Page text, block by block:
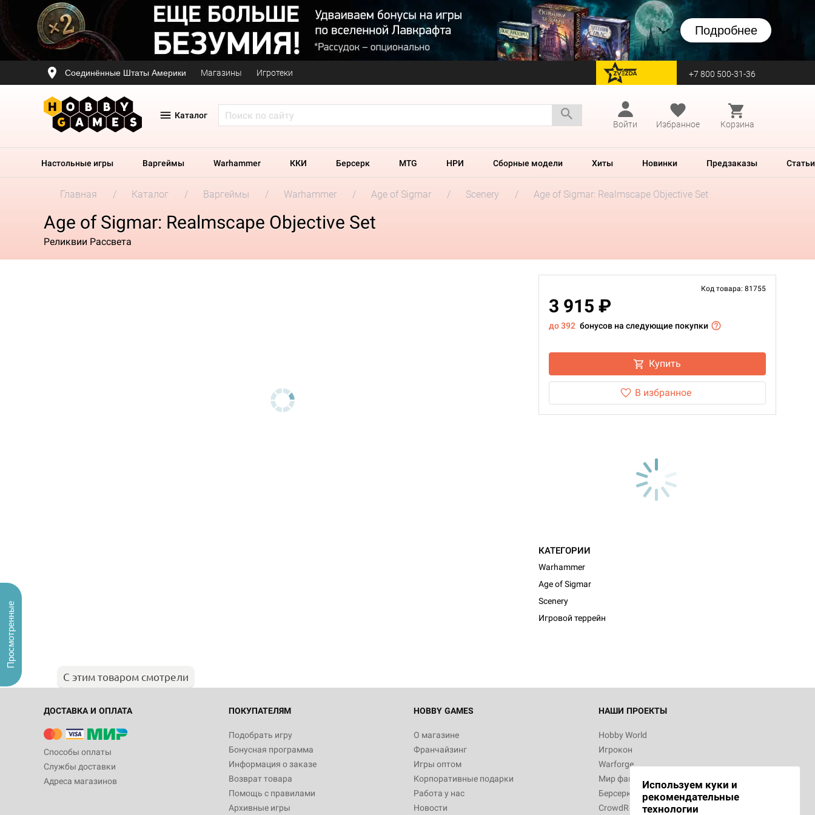
Подробнее
Соединённые Штаты Америки Магазины Игротеки перейти на Zvezda +7 800 500-31-36
Каталог
Войти
Избранное Корзина
Настольные игры Варгеймы Warhammer ККИ Берсерк MTG НРИ Сборные модели Хиты Новинки Предзаказы Статьи
Главная Каталог Варгеймы Warhammer Age of Sigmar Scenery Age of Sigmar: Realmscape Objective Set
Age of Sigmar: Realmscape Objective Set
Реликвии Рассвета
Код товара: 81755
3 915 ₽
до 392 бонусов на следующие покупки
Купить
В избранное
КАТЕГОРИИ
Warhammer
Age of Sigmar
Scenery
Игровой террейн
С этим товаром смотрели
ДОСТАВКА И ОПЛАТА
Способы оплаты
Службы доставки
Адреса магазинов
ПОКУПАТЕЛЯМ
Подобрать игру
Бонусная программа
Информация о заказе
Возврат товара
Помощь с правилами
Архивные игры
HOBBY GAMES
О магазине
Франчайзинг
Игры оптом
Корпоративные подарки
Работа у нас
Новости
НАШИ ПРОЕКТЫ
Hobby World
Игрокон
Warforge
Мир фантастики
Берсерк
CrowdRepublic
Используем куки и
рекомендательные
технологии
Просмотренные
Настольная игра Hobby World Монстры
Белая смерть
12 990
Настольная игра Hobby World Берсерк.
3 490